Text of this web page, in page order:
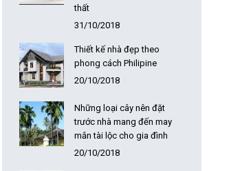
thất
31/10/2018
Thiết kế nhà đẹp theo
phong cách Philipine
20/10/2018
Những loại cây nên đặt
trước nhà mang đến may
mắn tài lộc cho gia đình
20/10/2018